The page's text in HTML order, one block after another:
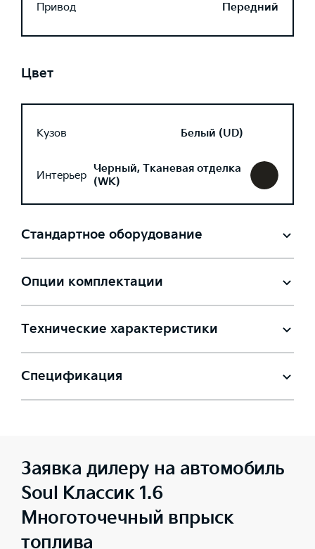
Привод
Передний
Цвет
Кузов Белый (UD)
Интерьер Черный, Тканевая отделка
(WK)
Стандартное оборудование
Опции комплектации
Технические характеристики
Спецификация
Заявка дилеру на автомобиль
Soul Классик 1.6
Многоточечный впрыск
топлива